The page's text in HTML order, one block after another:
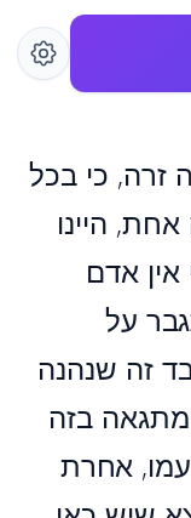
זרה, כי בכל
היינו
אין אדם
על
זה שנהנה
בזה
אחרת